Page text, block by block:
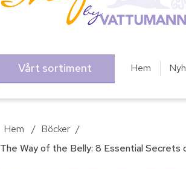
Vårt sortiment Hem
Hem / Böcker /
The Way of the Belly: 8 Essential Secrets